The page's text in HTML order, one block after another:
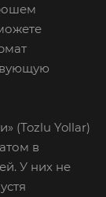
(Tozlu Yollar)
в
У них не